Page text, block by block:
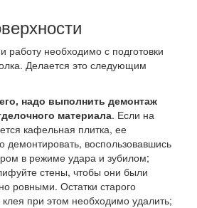
работу необходимо с подготовки
Делается это следующим
надо выполнить демонтаж
материала. Если на
кафельная плитка, ее
демонтировать, воспользовавшись
в режиме удара и зубилом;
стены, чтобы они были
ровными. Остатки старого
клея при этом необходимо удалить;